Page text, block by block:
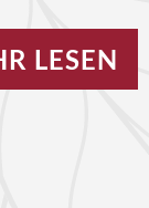
LESEN